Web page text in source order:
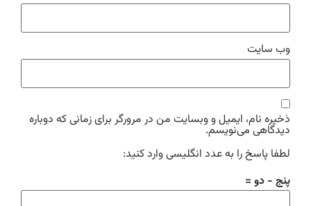
وب‌ سایت
ذخیره نام، ایمیل و وبسایت من در مرورگر برای زمانی که دوباره
دیدگاهی می‌نویسم.
لطفا پاسخ را به عدد انگلیسی وارد کنید:
پنج − دو =